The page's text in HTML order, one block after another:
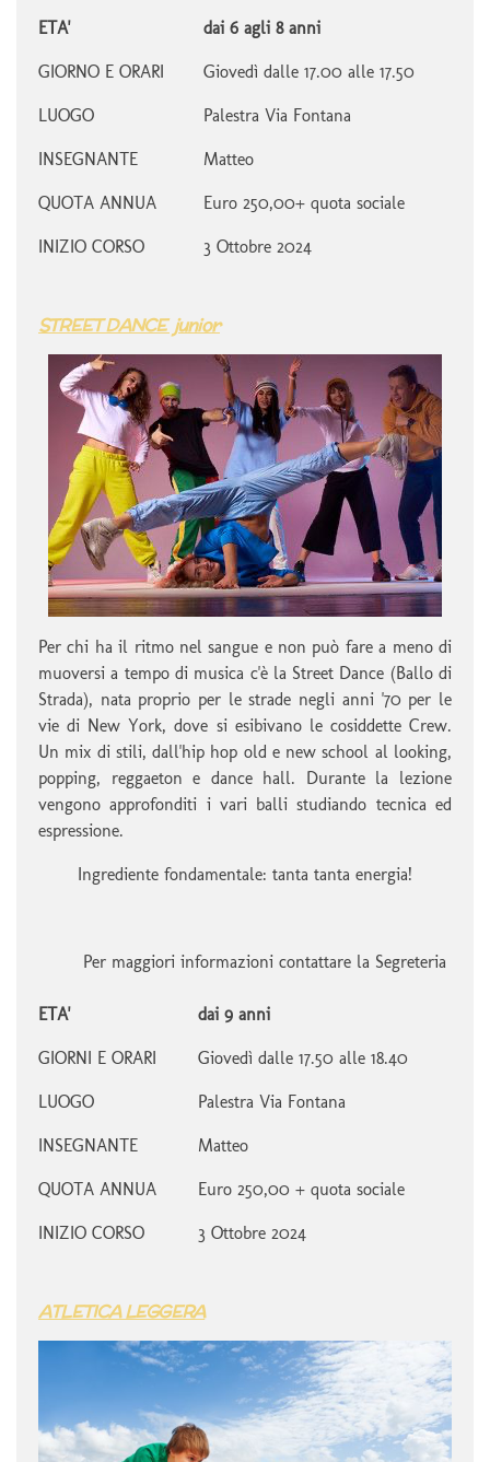
ETA' dai 6 agli 8 anni
GIORNO E ORARI Giovedì dalle 17.00 alle 17.50
LUOGO Palestra Via Fontana
INSEGNANTE Matteo
QUOTA ANNUA Euro 250,00+ quota sociale
INIZIO CORSO 3 Ottobre 2024
STREET DANCE junior
Per chi ha il ritmo nel sangue e non può fare a meno di
muoversi a tempo di musica c'è la Street Dance (Ballo di
Strada), nata proprio per le strade negli anni '70 per le
vie di New York, dove si esibivano le cosiddette Crew.
Un mix di stili, dall'hip hop old e new school al looking,
popping, reggaeton e dance hall. Durante la lezione
vengono approfonditi i vari balli studiando tecnica ed
espressione.
Ingrediente fondamentale: tanta tanta energia!
Per maggiori informazioni contattare la Segreteria
ETA' dai 9 anni
GIORNI E ORARI Giovedì dalle 17.50 alle 18.40
LUOGO Palestra Via Fontana
INSEGNANTE Matteo
QUOTA ANNUA Euro 250,00 + quota sociale
INIZIO CORSO 3 Ottobre 2024
ATLETICA LEGGERA